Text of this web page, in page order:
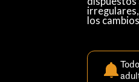
los